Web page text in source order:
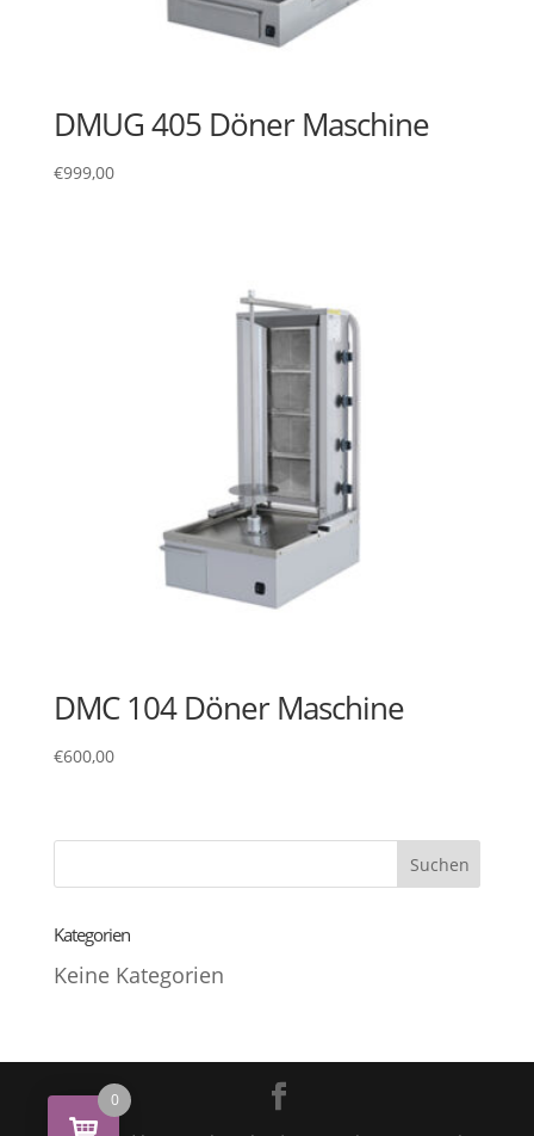
DMUG 405 Döner Maschine
€999,00
DMC 104 Döner Maschine
€600,00
Kategorien
Keine Kategorien
0